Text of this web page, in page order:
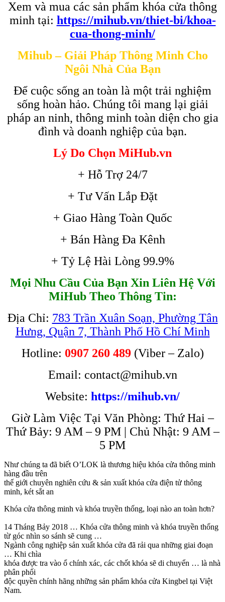
Xem và mua các sản phẩm khóa cửa thông
minh tại: https://mihub.vn/thiet-bi/khoa-
cua-thong-minh/
Mihub – Giải Pháp Thông Minh Cho
Ngôi Nhà Của Bạn
Để cuộc sống an toàn là một trải nghiệm
sống hoàn hảo. Chúng tôi mang lại giải
pháp an ninh, thông minh toàn diện cho gia
đình và doanh nghiệp của bạn.
Lý Do Chọn MiHub.vn
+ Hỗ Trợ 24/7
+ Tư Vấn Lắp Đặt
+ Giao Hàng Toàn Quốc
+ Bán Hàng Đa Kênh
+ Tỷ Lệ Hài Lòng 99.9%
Mọi Nhu Cầu Của Bạn Xin Liên Hệ Với
MiHub Theo Thông Tin:
Địa Chỉ: 783 Trần Xuân Soạn, Phường Tân
Hưng, Quận 7, Thành Phố Hồ Chí Minh
Hotline: 0907 260 489(Viber – Zalo)
Email: contact@mihub.vn
Website: https://mihub.vn/
Giờ Làm Việc Tại Văn Phòng: Thứ Hai –
Thứ Bảy: 9 AM – 9 PM | Chủ Nhật: 9 AM –
5 PM
Như chúng ta đã biết O’LOK là thương hiệu khóa cửa thông minh
hàng đầu trên
thế giới chuyên nghiên cứu & sản xuất khóa cửa điện tử thông
minh, két sắt an
Khóa cửa thông minh và khóa truyền thống, loại nào an toàn hơn?
14 Tháng Bảy 2018 … Khóa cửa thông minh và khóa truyền thống
từ góc nhìn so sánh sẽ cung …
Ngành công nghiệp sản xuất khóa cửa đã rải qua những giai đoạn
… Khi chìa
khóa được tra vào ổ chính xác, các chốt khóa sẽ di chuyển … là nhà
phân phối
độc quyền chính hãng những sản phẩm khóa cửa Kingbel tại Việt
Nam.